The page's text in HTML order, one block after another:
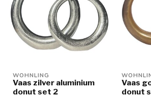
WOHNLING
Vaas zilver aluminium
donut set 2
Vaas
donut